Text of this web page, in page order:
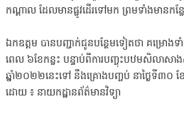
កណ្តាល ដែលមានផ្លូវដើរទៅមក ព្រមទាំងមានកន្
ឯកឧត្តម បានបញ្ជាក់ជូនបន្ថែមទៀតថា គម្រោ
ពេល ៦ខែកន្លះ បន្ទាប់ពីការបញ្ចុះបឋមសិលាសាងស
ឆ្នាំ២០២២នេះទៅ នឹងគ្រោងបញ្ចប់ នាថ្ងៃទី៣០
ដោយ ៖ នាយកដ្ឋានព័ត៌មានវិទ្យា